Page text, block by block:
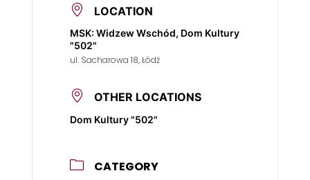
LOCATION
MSK: Widzew Wschód, Dom Kultury
"502"
ul. Sacharowa 18, Łódź
OTHER LOCATIONS
Dom Kultury "502"
CATEGORY